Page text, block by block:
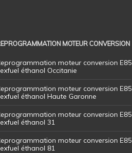
MOTEUR CONVERSION
moteur conversion E85
éthanol Occitanie
moteur conversion E85
éthanol Haute Garonne
moteur conversion E85
éthanol 31
moteur conversion E85
éthanol 81